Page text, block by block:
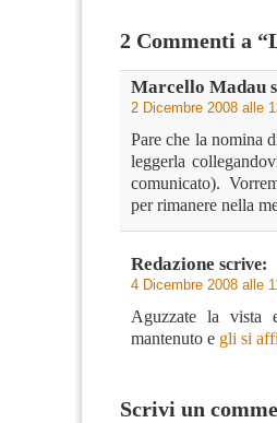
2 Commenti a
Marcello Madau
2 Dicembre 2008 alle
Pare che la nomina
leggerla
comunicato).
per rimanere nella
Redazione scrive:
4 Dicembre 2008 alle
Aguzzate la vista
mantenuto e gli si
Scrivi un